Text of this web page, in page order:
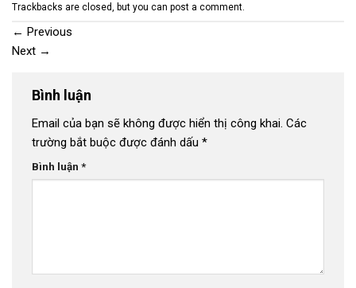
Trackbacks are closed, but you can post a comment.
← Previous
Next →
Bình luận
Email của bạn sẽ không được hiển thị công khai. Các
trường bắt buộc được đánh dấu *
Bình luận *